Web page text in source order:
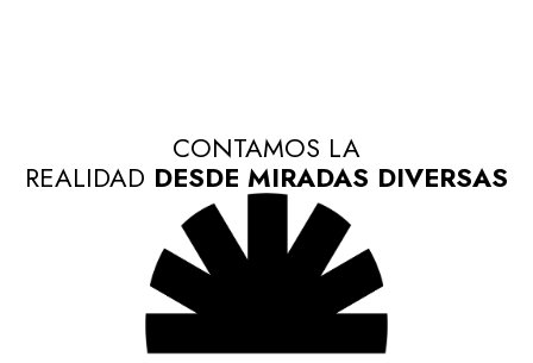
CONTAMOS LA
REALIDAD DESDE MIRADAS DIVERSAS